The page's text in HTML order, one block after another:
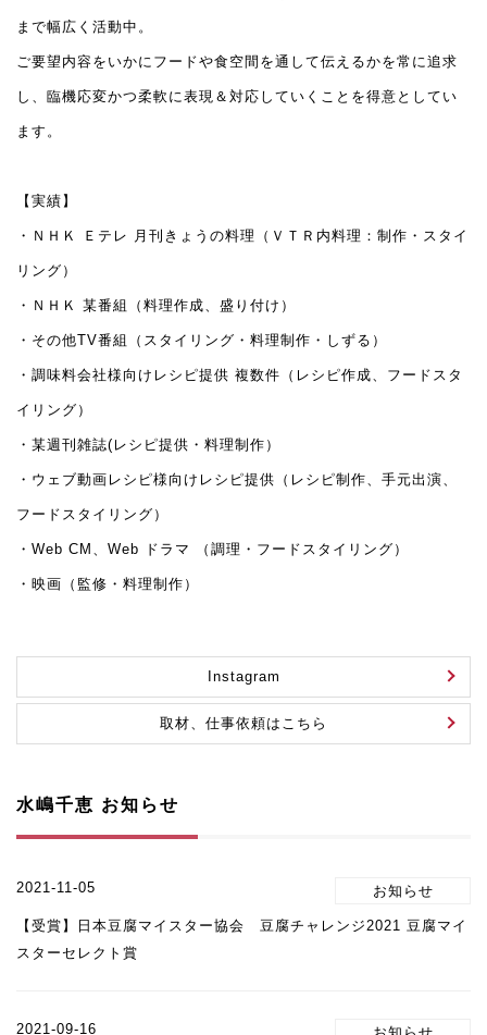
まで幅広く活動中。
ご要望内容をいかにフードや食空間を通して伝えるかを常に追求
し、臨機応変かつ柔軟に表現＆対応していくことを得意としてい
ます。
【実績】
・ＮＨＫ Ｅテレ 月刊きょうの料理（ＶＴＲ内料理：制作・スタイ
リング）
・ＮＨＫ 某番組（料理作成、盛り付け）
・その他TV番組（スタイリング・料理制作・しずる）
・調味料会社様向けレシピ提供 複数件（レシピ作成、フードスタ
イリング）
・某週刊雑誌(レシピ提供・料理制作）
・ウェブ動画レシピ様向けレシピ提供（レシピ制作、手元出演、
フードスタイリング）
・Web CM、Web ドラマ （調理・フードスタイリング）
・映画（監修・料理制作）
Instagram
取材、仕事依頼はこちら
水嶋千恵 お知らせ
2021-11-05
【受賞】日本豆腐マイスター協会 豆腐チャレンジ2021 豆腐マイ
スターセレクト賞
2021-09-16